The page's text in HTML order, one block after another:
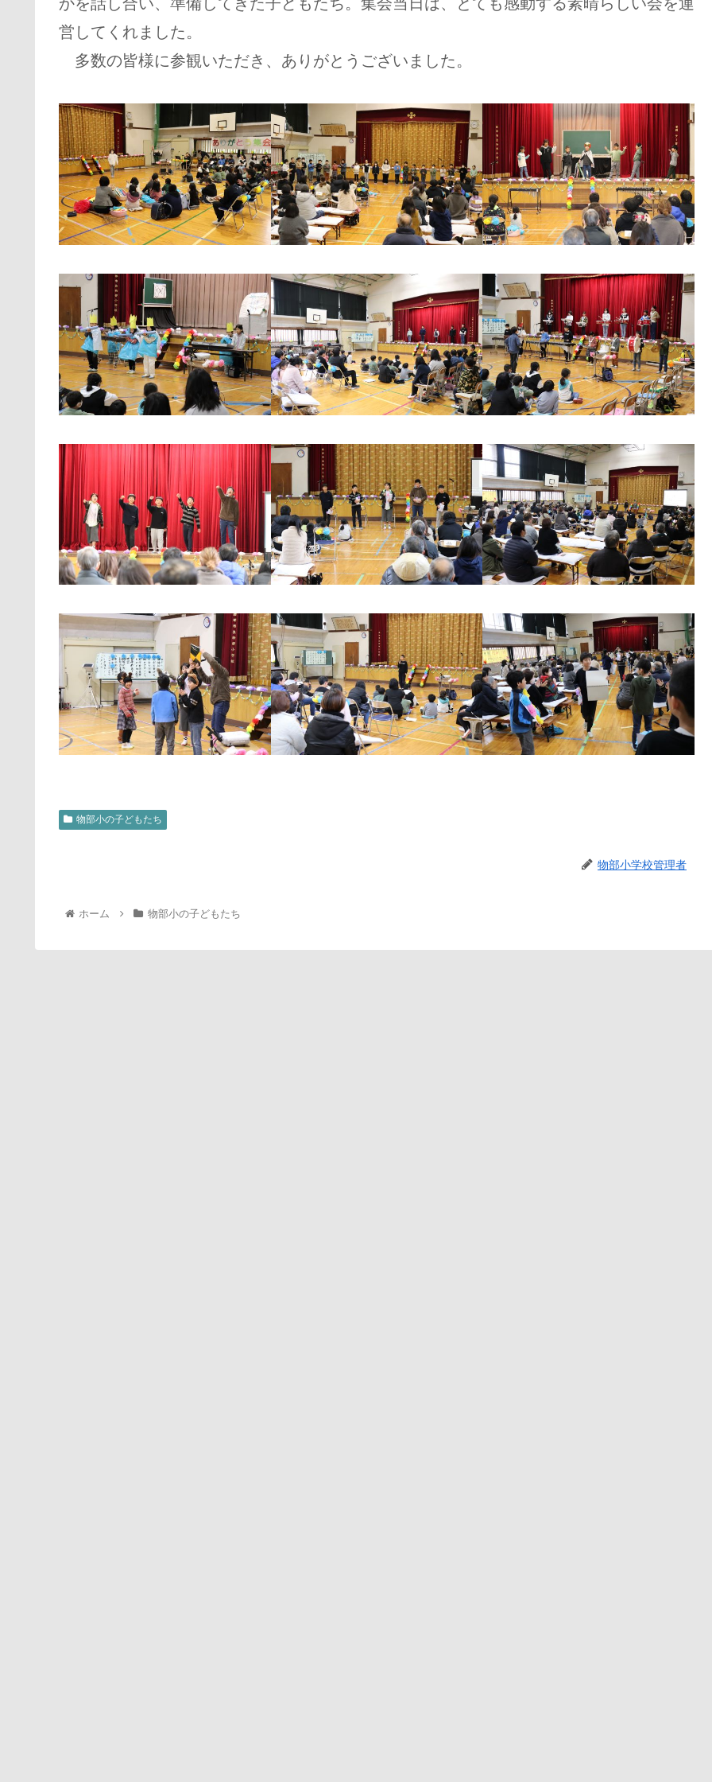
かを話し合い、準備してきた子どもたち。集会当日は、とても感動する素晴らしい会を運
営してくれました。
多数の皆様に参観いただき、ありがとうございました。
物部小の子どもたち
物部小学校管理者
ホーム 物部小の子どもたち